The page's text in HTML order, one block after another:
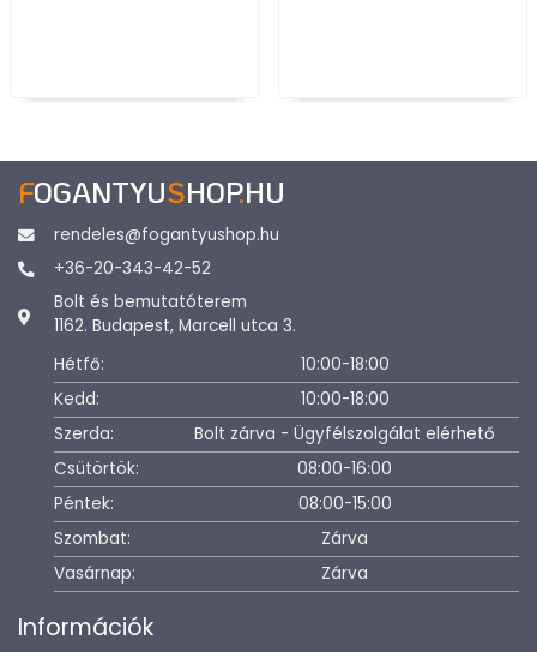
FOGANTYUSHOP.HU
rendeles@fogantyushop.hu
+36-20-343-42-52
Bolt és bemutatóterem
1162. Budapest, Marcell utca 3.
Hétfő:
10:00-18:00
Kedd:
10:00-18:00
Szerda:
Bolt zárva - Ügyfélszolgálat elérhető
Csütörtök:
08:00-16:00
Péntek:
08:00-15:00
Szombat:
Zárva
Vasárnap:
Zárva
Információk